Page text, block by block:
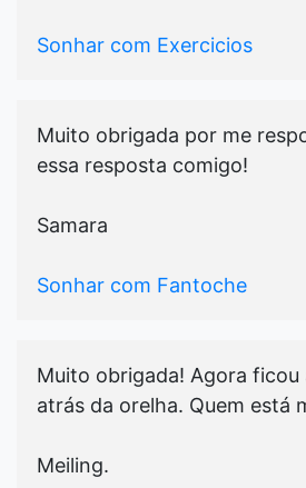
Sonhar com Exercicios
Muito obrigada por me
essa resposta comigo!
Samara
Sonhar com Fantoche
Muito obrigada! Agora ficou
atrás da orelha. Quem está
Meiling.